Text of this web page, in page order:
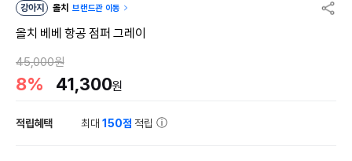
강아지 올치 브랜드관 이동
올치 베베 항공 점퍼 그레이
45,000원
8% 41,300원
적립혜택 최대150점 적립